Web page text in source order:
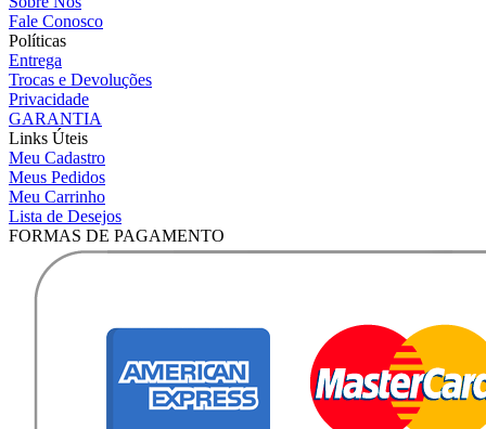
Fale Conosco
Políticas
Entrega
Trocas e Devoluções
Privacidade
GARANTIA
Links Úteis
Meu Cadastro
Meus Pedidos
Meu Carrinho
Lista de Desejos
FORMAS DE PAGAMENTO